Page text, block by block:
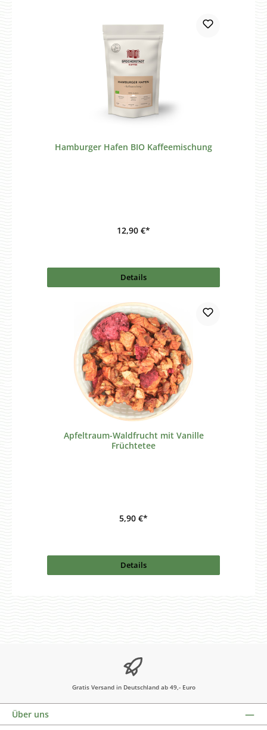
Hamburger Hafen BIO Kaffeemischung
12,90 €*
Details
Apfeltraum-Waldfrucht mit Vanille
Früchtetee
5,90 €*
Details
Gratis Versand in Deutschland ab 49,- Euro
Über uns